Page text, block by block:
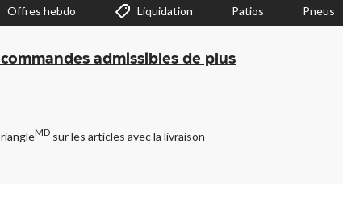
Offres hebdo Liquidation Patios Pneus
admissibles de plus
MD sur les articles avec la livraison